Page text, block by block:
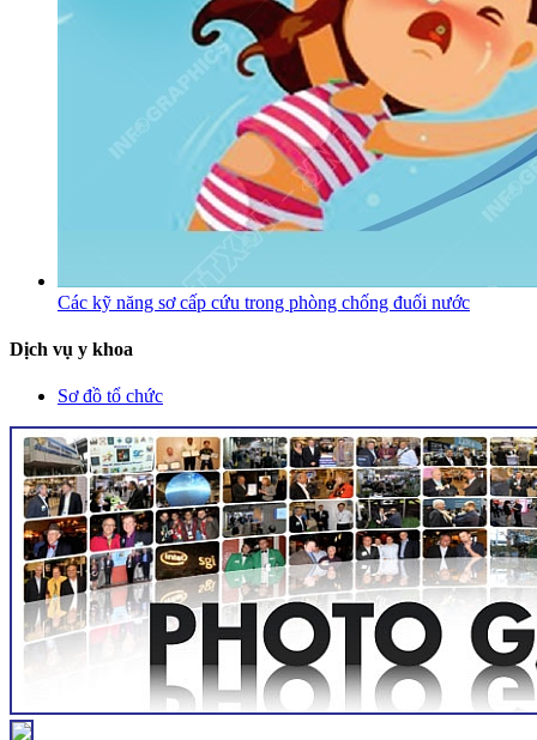
Các kỹ năng sơ cấp cứu trong phòng chống đuối nước
Dịch vụ y khoa
Sơ đồ tổ chức